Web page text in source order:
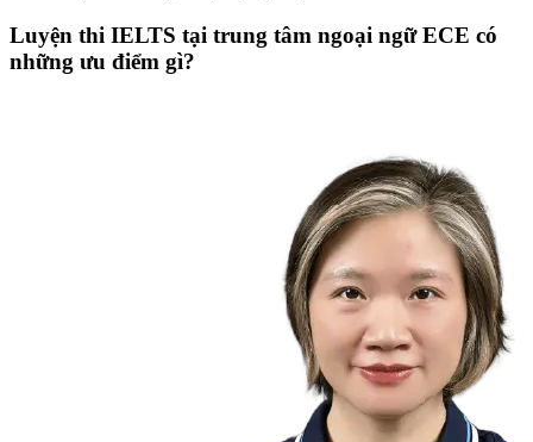
Luyện thi IELTS tại trung tâm ngoại ngữ ECE có
những ưu điểm gì?